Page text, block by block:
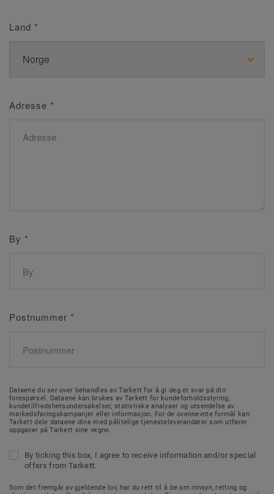
Land *
Adresse *
By *
Postnummer *
Dataene du ser over behandles av Tarkett for å gi deg et svar på din
forespørsel. Dataene kan brukes av Tarkett for kundeforholdsstyring,
kundetilfredshetsundersøkelser, statistiske analyser og utsendelse av
markedsføringskampanjer eller informasjon. For de ovennevnte formål kan
Tarkett dele dataene dine med pålitelige tjenesteleverandører som utfører
oppgaver på Tarkett sine vegne.
By ticking this box, I agree to receive information and/or special
offers from Tarkett.
Som det fremgår av gjeldende lov, har du rett til å be om innsyn, retting og